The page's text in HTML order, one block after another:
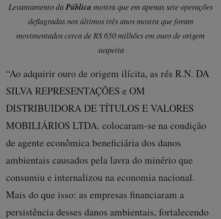
Levantamento daPúblicamostra que em apenas sete operações
deflagradas nos últimos três anos mostra que foram
movimentados cerca de R$ 650 milhões em ouro de origem
suspeita
“Ao adquirir ouro de origem ilícita, as rés R.N. DA
SILVA REPRESENTAÇÕES e OM
DISTRIBUIDORA DE TÍTULOS E VALORES
MOBILIÁRIOS LTDA. colocaram-se na condição
de agente econômica beneficiária dos danos
ambientais causados pela lavra do minério que
consumiu e internalizou na economia nacional.
Mais do que isso: as empresas financiaram a
persistência desses danos ambientais, fortalecendo